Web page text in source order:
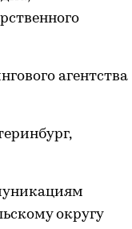
агентства
округу